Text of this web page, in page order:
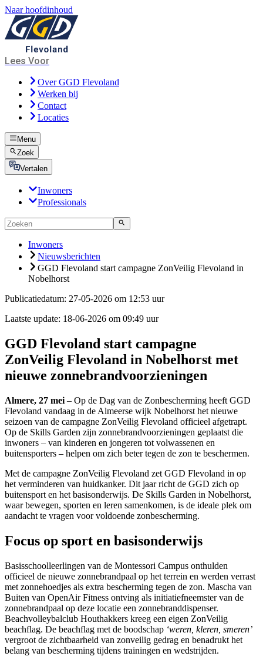
Naar hoofdinhoud
Lees Voor
Over GGD Flevoland
Werken bij
Contact
Locaties
Menu
Zoek
Vertalen
Inwoners
Professionals
Inwoners
Nieuwsberichten
GGD Flevoland start campagne ZonVeilig Flevoland in
Nobelhorst
Publicatiedatum: 27-05-2026 om 12:53 uur
Laatste update: 18-06-2026 om 09:49 uur
GGD Flevoland start campagne
ZonVeilig Flevoland in Nobelhorst met
nieuwe zonnebrandvoorzieningen
Almere, 27 mei – Op de Dag van de Zonbescherming heeft GGD
Flevoland vandaag in de Almeerse wijk Nobelhorst het nieuwe
seizoen van de campagne ZonVeilig Flevoland officieel afgetrapt.
Op de Skills Garden zijn zonnebrandvoorzieningen geplaatst die
inwoners – van kinderen en jongeren tot volwassenen en
buitensporters – helpen om zich beter tegen de zon te beschermen.
Met de campagne ZonVeilig Flevoland zet GGD Flevoland in op
het verminderen van huidkanker. Dit jaar richt de GGD zich op
buitensport en het basisonderwijs. De Skills Garden in Nobelhorst,
waar bewegen, sporten en leren samenkomen, is de ideale plek om
aandacht te vragen voor voldoende zonbescherming.
Focus op sport en basisonderwijs
Basisschoolleerlingen van de Montessori Campus onthulden
officieel de nieuwe zonnebrandpaal op het terrein en werden verrast
met zonnehoedjes als extra bescherming tegen de zon. Mascha van
Buiten van OpenAir Fitness ontving als initiatiefneemster van de
zonnebrandpaal op deze locatie een zonnebranddispenser.
Beachvolleybalclub Houthakkers kreeg een eigen ZonVeilig
beachflag. De beachflag met de boodschap ‘weren, kleren, smeren’
vergroot de zichtbaarheid van zonveilig gedrag en benadrukt het
belang van bescherming tijdens trainingen en wedstrijden.